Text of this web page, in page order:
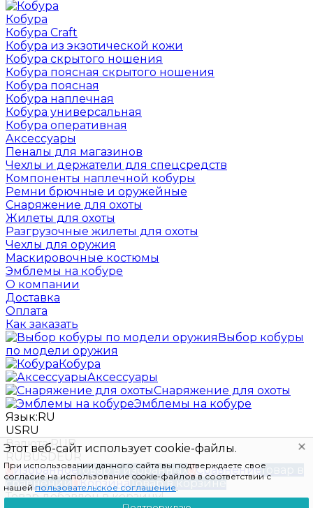
Этот веб-сайт использует cookie-файлы.
При использовании данного сайта вы подтверждаете свое
согласие на использование cookie-файлов в соответствии с
нашейпользовательское соглашение.
Кобура
Кобура Craft
Кобура из экзотической кожи
Кобура скрытого ношения
Кобура поясная скрытого ношения
Кобура поясная
Кобура наплечная
Кобура универсальная
Кобура оперативная
Аксессуары
Пеналы для магазинов
Чехлы и держатели для спецсредств
Компоненты наплечной кобуры
Ремни брючные и оружейные
Снаряжение для охоты
Жилеты для охоты
Разгрузочные жилеты для охоты
Чехлы для оружия
Маскировочные костюмы
Эмблемы на кобуре
О компании
Доставка
Оплата
Как заказать
Выбор кобуры
по модели оружия
Кобура
Аксессуары
Снаряжение для охоты
Эмблемы на кобуре
Язык:RU
USRU
Валюта:RUB
RUBUSD EUR
0ИзбранноеТовар в избранных0СравнениеТовар в
сравнении 0Корзина Товар в корзине
Товар добавлен в корзину!